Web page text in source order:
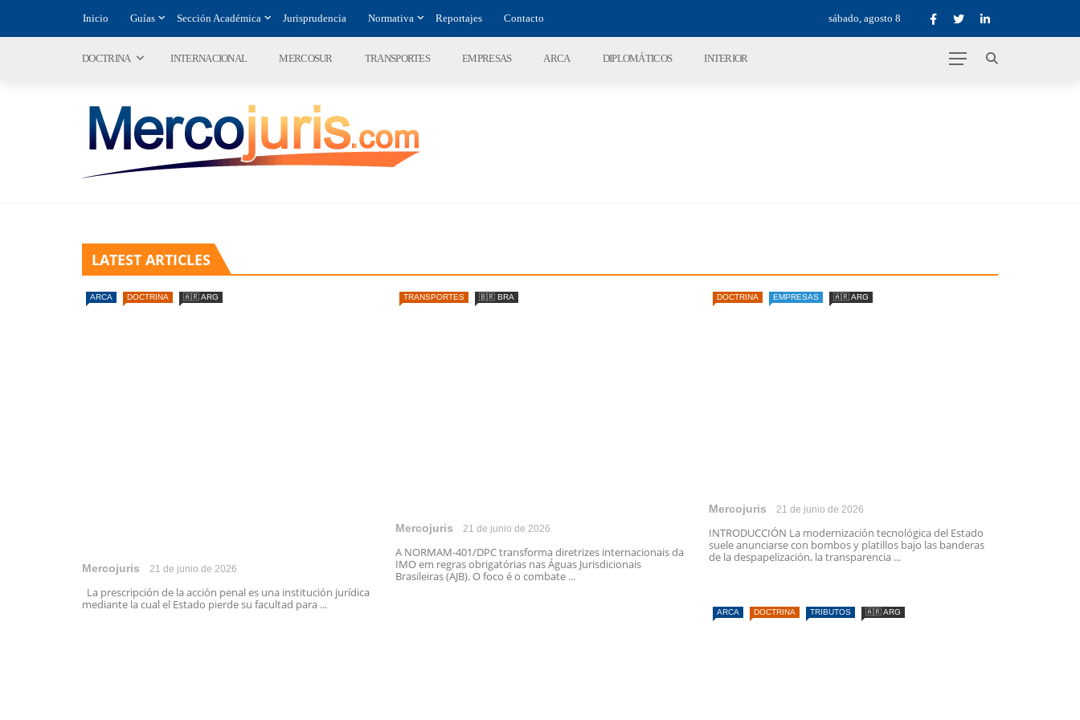
Inicio Guías Sección Académica Jurisprudencia Normativa Reportajes Contacto sábado, agosto 8
DOCTRINA INTERNACIONAL MERCOSUR TRANSPORTES EMPRESAS ARCA DIPLOMÁTICOS INTERIOR
LATEST ARTICLES
ARCA DOCTRINA 🇦🇷 ARG
Mercojuris 21 de junio de 2026
La prescripción de la acción penal es una institución jurídica
mediante la cual el Estado pierde su facultad para ...
TRANSPORTES 🇧🇷 BRA
Mercojuris 21 de junio de 2026
A NORMAM-401/DPC transforma diretrizes internacionais da
IMO em regras obrigatórias nas Águas Jurisdicionais
Brasileiras (AJB). O foco é o combate ...
DOCTRINA EMPRESAS 🇦🇷 ARG
Mercojuris 21 de junio de 2026
INTRODUCCIÓN La modernización tecnológica del Estado
suele anunciarse con bombos y platillos bajo las banderas
de la despapelización, la transparencia ...
ARCA DOCTRINA TRIBUTOS 🇦🇷 ARG